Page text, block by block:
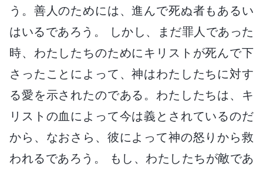
う。善人のためには、進んで死ぬ者もあるい
はいるであろう。 しかし、まだ罪人であった
時、わたしたちのためにキリストが死んで下
さったことによって、神はわたしたちに対す
る愛を示されたのである。わたしたちは、キ
リストの血によって今は義とされているのだ
から、なおさら、彼によって神の怒りから救
われるであろう。 もし、わたしたちが敵であ